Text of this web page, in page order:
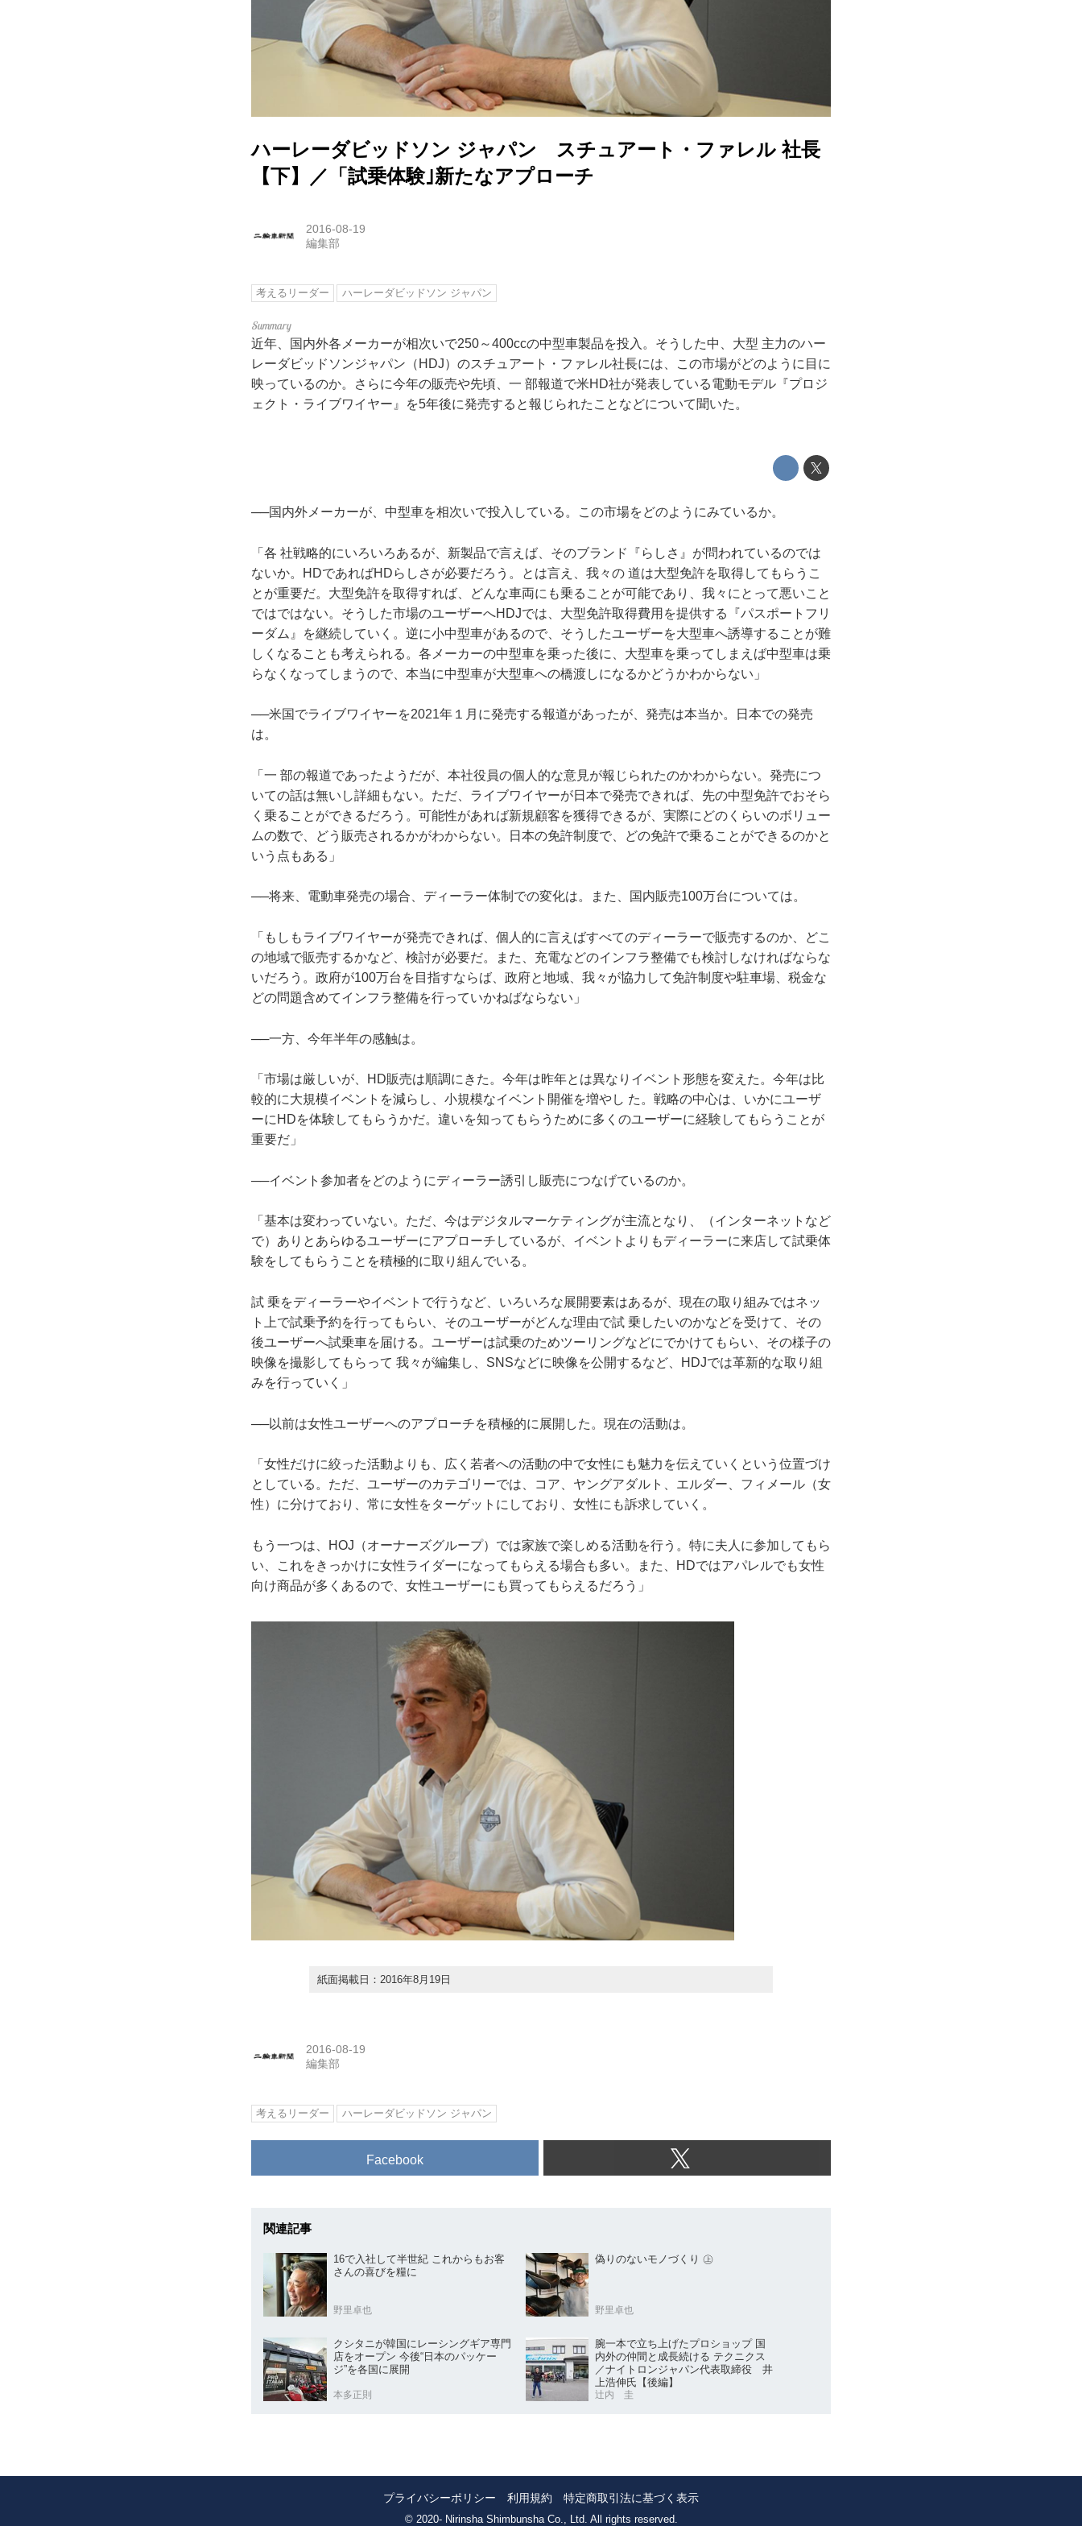
ハーレーダビッドソン ジャパン スチュアート・ファレル 社長
【下】／「試乗体験｣新たなアプローチ
2016-08-19
編集部
考えるリーダー ハーレーダビッドソン ジャパン
近年、国内外各メーカーが相次いで250～400ccの中型車製品を投入。そうした中、大型 主力のハー
レーダビッドソンジャパン（HDJ）のスチュアート・ファレル社長には、この市場がどのように目に
映っているのか。さらに今年の販売や先頃、一 部報道で米HD社が発表している電動モデル『プロジ
ェクト・ライブワイヤー』を5年後に発売すると報じられたことなどについて聞いた。
──国内外メーカーが、中型車を相次いで投入している。この市場をどのようにみているか。
「各 社戦略的にいろいろあるが、新製品で言えば、そのブランド『らしさ』が問われているのでは
ないか。HDであればHDらしさが必要だろう。とは言え、我々の 道は大型免許を取得してもらうこ
とが重要だ。大型免許を取得すれば、どんな車両にも乗ることが可能であり、我々にとって悪いこと
ではではない。そうした市場のユーザーへHDJでは、大型免許取得費用を提供する『パスポートフリ
ーダム』を継続していく。逆に小中型車があるので、そうしたユーザーを大型車へ誘導することが難
しくなることも考えられる。各メーカーの中型車を乗った後に、大型車を乗ってしまえば中型車は乗
らなくなってしまうので、本当に中型車が大型車への橋渡しになるかどうかわからない」
──米国でライブワイヤーを2021年１月に発売する報道があったが、発売は本当か。日本での発売
は。
「一 部の報道であったようだが、本社役員の個人的な意見が報じられたのかわからない。発売につ
いての話は無いし詳細もない。ただ、ライブワイヤーが日本で発売できれば、先の中型免許でおそら
く乗ることができるだろう。可能性があれば新規顧客を獲得できるが、実際にどのくらいのボリュー
ムの数で、どう販売されるかがわからない。日本の免許制度で、どの免許で乗ることができるのかと
いう点もある」
──将来、電動車発売の場合、ディーラー体制での変化は。また、国内販売100万台については。
「もしもライブワイヤーが発売できれば、個人的に言えばすべてのディーラーで販売するのか、どこ
の地域で販売するかなど、検討が必要だ。また、充電などのインフラ整備でも検討しなければならな
いだろう。政府が100万台を目指すならば、政府と地域、我々が協力して免許制度や駐車場、税金な
どの問題含めてインフラ整備を行っていかねばならない」
──一方、今年半年の感触は。
「市場は厳しいが、HD販売は順調にきた。今年は昨年とは異なりイベント形態を変えた。今年は比
較的に大規模イベントを減らし、小規模なイベント開催を増やし た。戦略の中心は、いかにユーザ
ーにHDを体験してもらうかだ。違いを知ってもらうために多くのユーザーに経験してもらうことが
重要だ」
──イベント参加者をどのようにディーラー誘引し販売につなげているのか。
「基本は変わっていない。ただ、今はデジタルマーケティングが主流となり、（インターネットなど
で）ありとあらゆるユーザーにアプローチしているが、イベントよりもディーラーに来店して試乗体
験をしてもらうことを積極的に取り組んでいる。
試 乗をディーラーやイベントで行うなど、いろいろな展開要素はあるが、現在の取り組みではネッ
ト上で試乗予約を行ってもらい、そのユーザーがどんな理由で試 乗したいのかなどを受けて、その
後ユーザーへ試乗車を届ける。ユーザーは試乗のためツーリングなどにでかけてもらい、その様子の
映像を撮影してもらって 我々が編集し、SNSなどに映像を公開するなど、HDJでは革新的な取り組
みを行っていく」
──以前は女性ユーザーへのアプローチを積極的に展開した。現在の活動は。
「女性だけに絞った活動よりも、広く若者への活動の中で女性にも魅力を伝えていくという位置づけ
としている。ただ、ユーザーのカテゴリーでは、コア、ヤングアダルト、エルダー、フィメール（女
性）に分けており、常に女性をターゲットにしており、女性にも訴求していく。
もう一つは、HOJ（オーナーズグループ）では家族で楽しめる活動を行う。特に夫人に参加してもら
い、これをきっかけに女性ライダーになってもらえる場合も多い。また、HDではアパレルでも女性
向け商品が多くあるので、女性ユーザーにも買ってもらえるだろう」
紙面掲載日：2016年8月19日
2016-08-19
編集部
考えるリーダー ハーレーダビッドソン ジャパン
Facebook
関連記事
16で入社して半世紀 これからもお客
さんの喜びを糧に
野里卓也
偽りのないモノづくり ㊤
野里卓也
クシタニが韓国にレーシングギア専門
店をオープン 今後“日本のパッケー
ジ”を各国に展開
本多正則
腕一本で立ち上げたプロショップ 国
内外の仲間と成長続ける テクニクス
／ナイトロンジャパン代表取締役 井
上浩伸氏【後編】
辻内 圭
プライバシーポリシー 利用規約
特定商取引法に基づく表示
© 2020- Nirinsha Shimbunsha Co., Ltd. All rights reserved.